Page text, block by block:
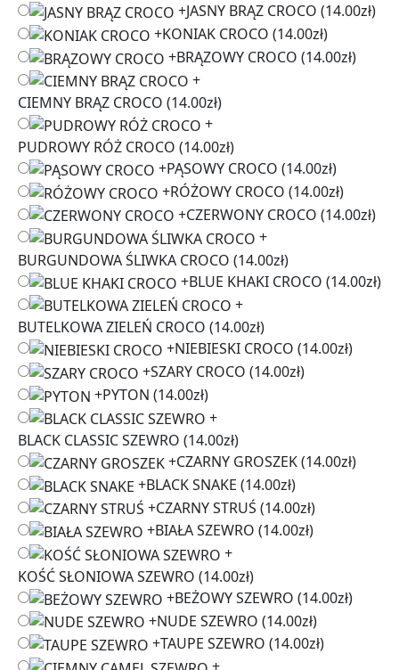
+JASNY BRĄZ CROCO (14.00zł)
+KONIAK CROCO (14.00zł)
+BRĄZOWY CROCO (14.00zł)
+
CIEMNY BRĄZ CROCO (14.00zł)
+
PUDROWY RÓŻ CROCO (14.00zł)
+PĄSOWY CROCO (14.00zł)
+RÓŻOWY CROCO (14.00zł)
+CZERWONY CROCO (14.00zł)
+
BURGUNDOWA ŚLIWKA CROCO (14.00zł)
+BLUE KHAKI CROCO (14.00zł)
+
BUTELKOWA ZIELEŃ CROCO (14.00zł)
+NIEBIESKI CROCO (14.00zł)
+SZARY CROCO (14.00zł)
+PYTON (14.00zł)
+
BLACK CLASSIC SZEWRO (14.00zł)
+CZARNY GROSZEK(14.00zł)
+BLACK SNAKE (14.00zł)
+CZARNY STRUŚ (14.00zł)
+BIAŁA SZEWRO (14.00zł)
+
KOŚĆ SŁONIOWA SZEWRO (14.00zł)
+BEŻOWY SZEWRO (14.00zł)
+NUDE SZEWRO (14.00zł)
+TAUPE SZEWRO (14.00zł)